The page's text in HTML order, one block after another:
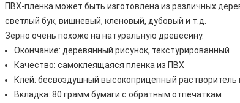
ПВХ-пленка может быть изготовлена из различных
светлый бук, вишневый, кленовый, дубовый и т.д.
Зерно очень похоже на натуральную древесину.
Окончание: деревянный рисунок, текстурированный
Качество: самоклеящаяся пленка из ПВХ
Клей: бесвоздушный высокоприцепный растворитель
Вкладка: 80 грамм бумаги с обратным отпечаткам